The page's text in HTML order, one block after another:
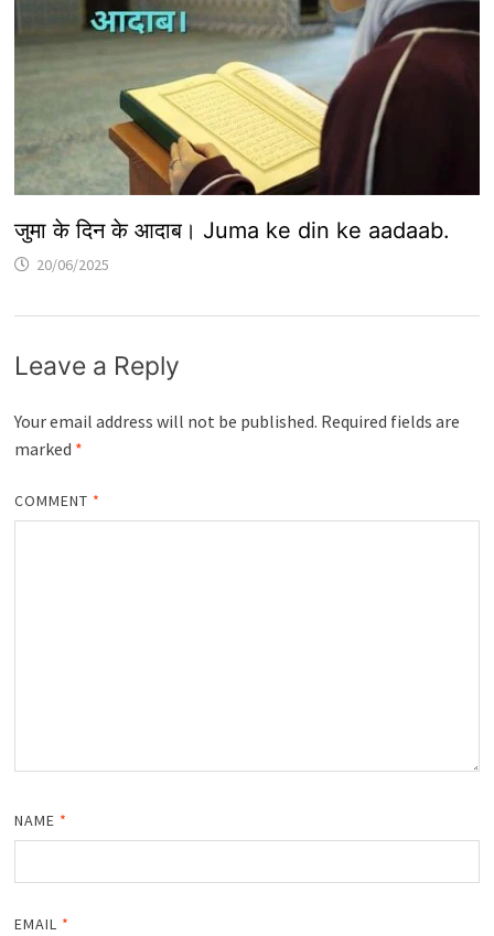
जुमा के दिन के आदाब। Juma ke din ke aadaab.
20/06/2025
Leave a Reply
Your email address will not be published. Required fields are
marked *
COMMENT *
NAME *
EMAIL *